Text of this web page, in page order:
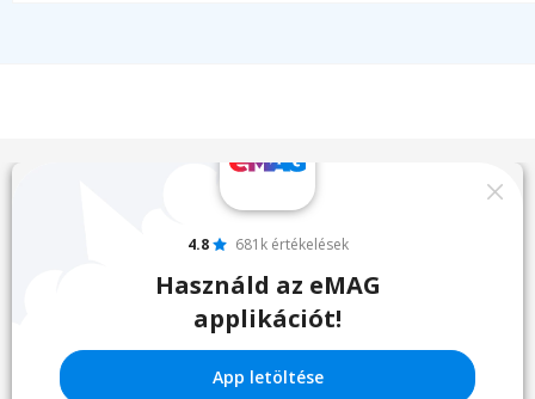
4.8 681k értékelések
Használd az eMAG
applikációt!
App letöltése